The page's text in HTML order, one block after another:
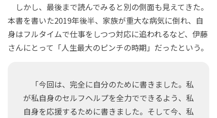
しかし、最後まで読んでみると別の側面も見えてきた。
本書を書いた2019年後半、家族が重大な病気に倒れ、自
身はフルタイムで仕事をしつつ対応に追われるなど、伊藤
さんにとって「人生最大のピンチの時期」だったという。
「今回は、完全に自分のために書きました。私
が私自身のセルフヘルプを全力でできるよう、私
自身を応援するために書きました。そして今、私